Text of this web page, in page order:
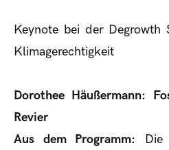
Keynote bei der
Klimagerechtigkeit
Dorothee Häußermann:
Revier
Aus dem Programm: Die